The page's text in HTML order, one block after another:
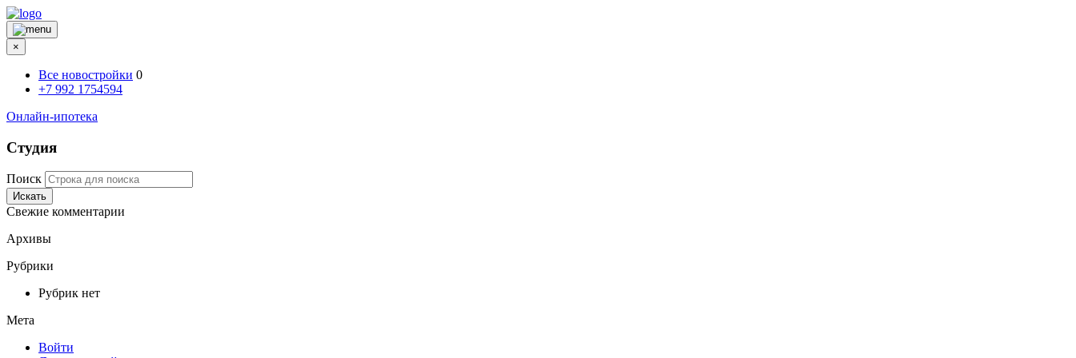
×
Все новостройки 0
+7 992 1754594
Онлайн-ипотека
Студия
Поиск
Искать
Свежие комментарии
Архивы
Рубрики
Рубрик нет
Мета
Войти